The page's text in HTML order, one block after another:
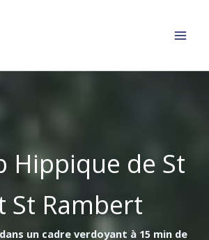
Hippique de St
St Rambert
un cadre verdoyant à 15 min de